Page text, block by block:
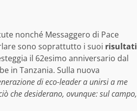
nonché Messaggero di Pace
sono soprattutto i suoi risultati
il 62esimo anniversario dal
in Tanzania. Sulla nuova
di eco-leader a unirsi a me
che desiderano, ovunque: sul campo,